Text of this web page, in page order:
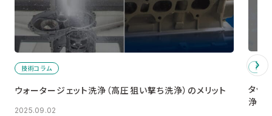
技術コラム
ウォータージェット洗浄（高圧狙い撃ち洗浄）のメリット
2025.09.02
技術
タッ
浄」